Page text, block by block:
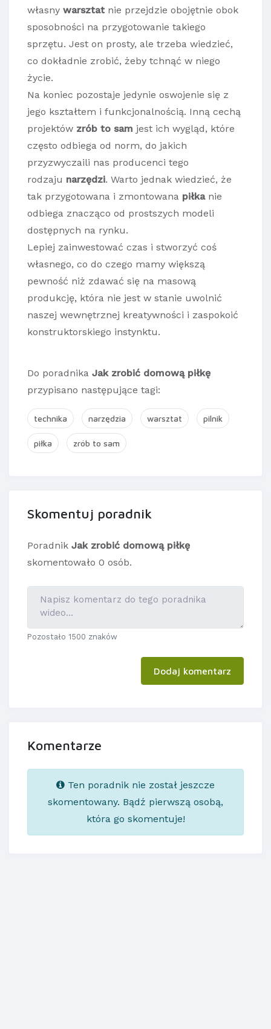
własny warsztat nie przejdzie obojętnie obok
sposobności na przygotowanie takiego
sprzętu. Jest on prosty, ale trzeba wiedzieć,
co dokładnie zrobić, żeby tchnąć w niego
życie.
Na koniec pozostaje jedynie oswojenie się z
jego kształtem i funkcjonalnością. Inną cechą
projektów zrób to sam jest ich wygląd, które
często odbiega od norm, do jakich
przyzwyczaili nas producenci tego
rodzaju narzędzi. Warto jednak wiedzieć, że
tak przygotowana i zmontowana piłkanie
odbiega znacząco od prostszych modeli
dostępnych na rynku.
Lepiej zainwestować czas i stworzyć coś
własnego, co do czego mamy większą
pewność niż zdawać się na masową
produkcję, która nie jest w stanie uwolnić
naszej wewnętrznej kreatywności i zaspokoić
konstruktorskiego instynktu.
Do poradnika Jak zrobić domową piłkę
przypisano następujące tagi:
technika narzędzia warsztat pilnik
piłka zrób to sam
Skomentuj poradnik
Poradnik Jak zrobić domową piłkę
skomentowało 0 osób.
Pozostało 1500 znaków
Dodaj komentarz
Komentarze
Ten poradnik nie został jeszcze
skomentowany. Bądź pierwszą osobą,
która go skomentuje!